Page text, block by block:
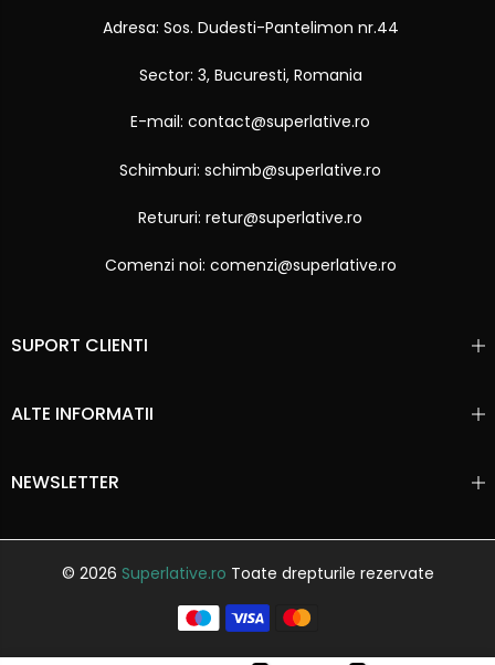
Adresa: Sos. Dudesti-Pantelimon nr.44
Sector: 3, Bucuresti, Romania
E-mail: contact@superlative.ro
Schimburi: schimb@superlative.ro
Retururi: retur@superlative.ro
Comenzi noi: comenzi@superlative.ro
SUPORT CLIENTI
ALTE INFORMATII
NEWSLETTER
© 2026 Superlative.ro Toate drepturile rezervate